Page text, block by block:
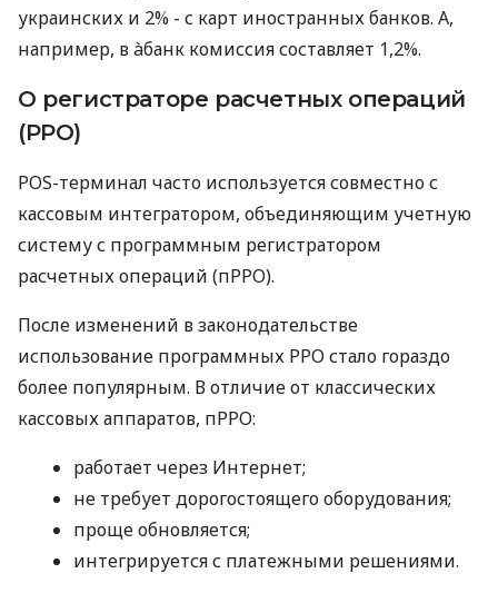
украинских и 2% - с карт иностранных банков. А,
например, в àбанк комиссия составляет 1,2%.
О регистраторе расчетных операций
(РРО)
POS-терминал часто используется совместно с
кассовым интегратором, объединяющим учетную
систему с программным регистратором
расчетных операций (пРРО).
После изменений в законодательстве
использование программных РРО стало гораздо
более популярным. В отличие от классических
кассовых аппаратов, пРРО:
работает через Интернет;
не требует дорогостоящего оборудования;
проще обновляется;
интегрируется с платежными решениями.